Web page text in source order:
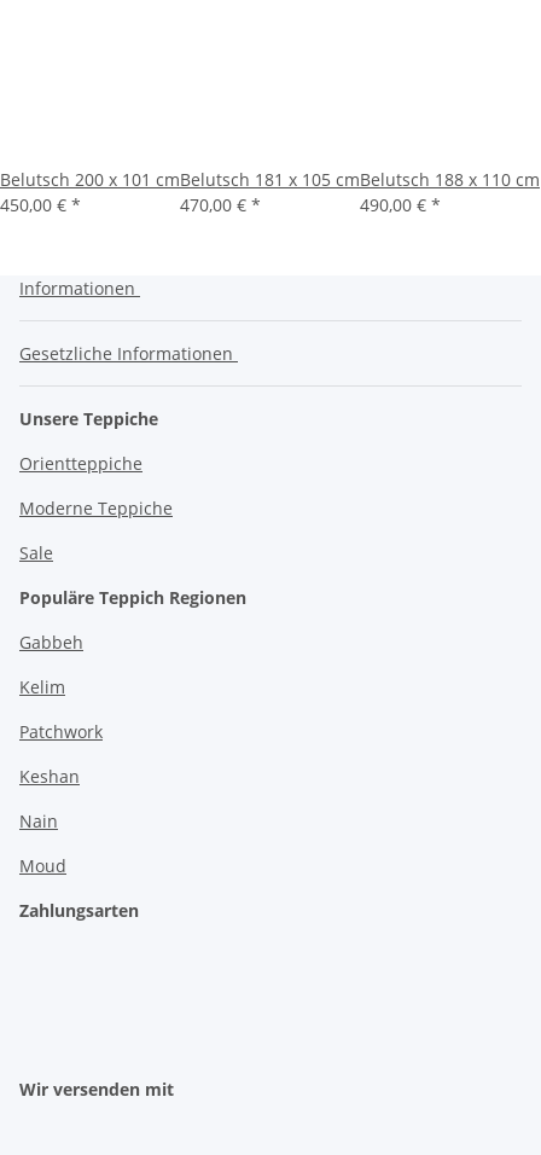
Belutsch 200 x 101 cm
450,00 € *
Belutsch 181 x 105 cm
470,00 € *
Belutsch 188 x 110 cm
490,00 € *
Informationen
Gesetzliche Informationen
Unsere Teppiche
Orientteppiche
Moderne Teppiche
Sale
Populäre Teppich Regionen
Gabbeh
Kelim
Patchwork
Keshan
Nain
Moud
Zahlungsarten
Wir versenden mit